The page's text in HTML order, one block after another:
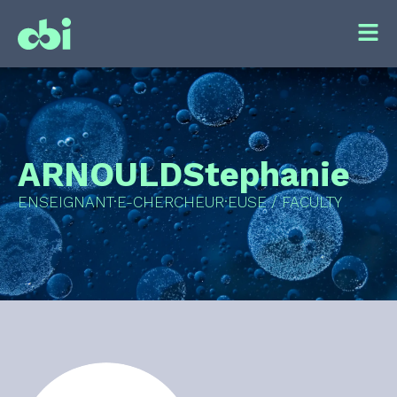
ARNOULDStephanie
ENSEIGNANT·E-CHERCHEUR·EUSE / FACULTY